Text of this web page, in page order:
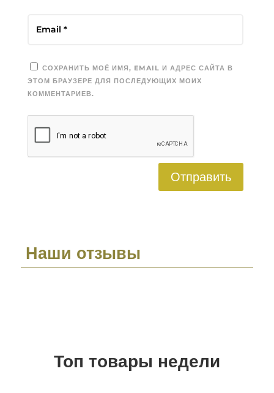
СОХРАНИТЬ МОЁ ИМЯ, EMAIL И АДРЕС САЙТА В
ЭТОМ БРАУЗЕРЕ ДЛЯ ПОСЛЕДУЮЩИХ МОИХ
КОММЕНТАРИЕВ.
Отправить
Наши отзывы
Топ товары недели